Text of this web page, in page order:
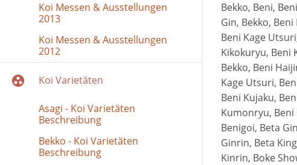
Koi Messen & Ausstellungen
2013
Koi Messen & Ausstellungen
2012
Koi Varietäten
Asagi - Koi Varietäten
Beschreibung
Bekko - Koi Varietäten
Beschreibung
Bekko, Beni,
Gin, Bekko,
Beni Kage
Kikokuryu, Beni
Bekko, Beni
Kage Utsuri,
Beni Kujaku,
Kumonryu, Beni
Benigoi, Beta
Ginrin, Beta
Kinrin, Boke